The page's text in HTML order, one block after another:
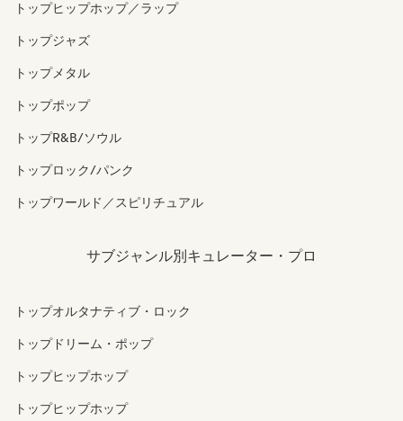
トップヒップホップ／ラップ
トップジャズ
トップメタル
トップポップ
トップR&B/ソウル
トップロック/パンク
トップワールド／スピリチュアル
サブジャンル別キュレーター・プロ
トップオルタナティブ・ロック
トップドリーム・ポップ
トップヒップホップ
トップヒップホップ